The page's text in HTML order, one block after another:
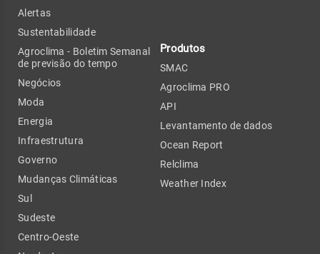
Alertas
Sustentabilidade
Agroclima - Boletim Semanal
de previsão do tempo
Negócios
Moda
Energia
Infraestrutura
Governo
Mudanças Climáticas
Sul
Sudeste
Centro-Oeste
Produtos
SMAC
Agroclima PRO
API
Levantamento de dados
Ocean Report
Relclima
Weather Index